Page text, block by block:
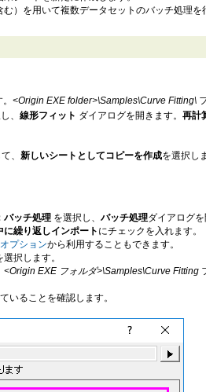
）を用いて複数データセットのバッチ処理を
<Origin EXE folder>\Samples\Curve Fitting\
、 線形フィット ダイアログを開きます。 再計
、 新しいシートとしてコピーを作成を選択し
バッチ処理 を選択し、 バッチ処理ダイアログを
繰り返しインポート にチェックを入れます。
オプションから利用することもできます。
選択します。
<Origin EXE フォルダ>\Samples\Curve Fitting
いることを確認します。